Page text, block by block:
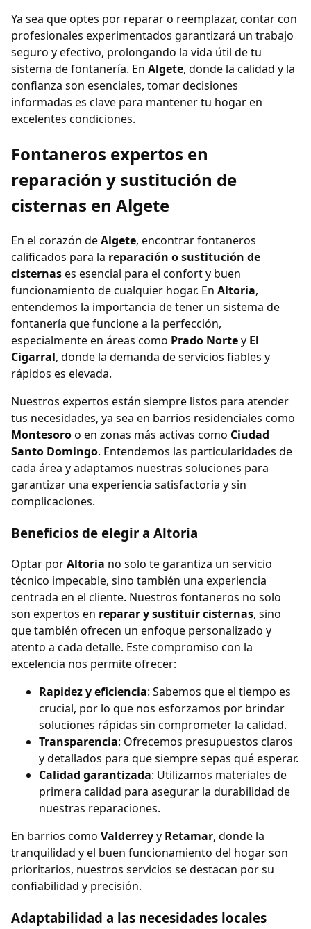
Ya sea que optes por reparar o reemplazar, contar con
profesionales experimentados garantizará un trabajo
seguro y efectivo, prolongando la vida útil de tu
sistema de fontanería. En Algete, donde la calidad y la
confianza son esenciales, tomar decisiones
informadas es clave para mantener tu hogar en
excelentes condiciones.
Fontaneros expertos en
reparación y sustitución de
cisternas en Algete
En el corazón deAlgete, encontrar fontaneros
calificados para la reparación o sustitución de
cisternases esencial para el confort y buen
funcionamiento de cualquier hogar. En Altoria,
entendemos la importancia de tener un sistema de
fontanería que funcione a la perfección,
especialmente en áreas como Prado Nortey El
Cigarral, donde la demanda de servicios fiables y
rápidos es elevada.
Nuestros expertos están siempre listos para atender
tus necesidades, ya sea en barrios residenciales como
Montesoroo en zonas más activas como Ciudad
Santo Domingo. Entendemos las particularidades de
cada área y adaptamos nuestras soluciones para
garantizar una experiencia satisfactoria y sin
complicaciones.
Beneficios de elegir a Altoria
Optar porAltoria no solo te garantiza un servicio
técnico impecable, sino también una experiencia
centrada en el cliente. Nuestros fontaneros no solo
son expertos en reparar y sustituir cisternas, sino
que también ofrecen un enfoque personalizado y
atento a cada detalle. Este compromiso con la
excelencia nos permite ofrecer:
Rapidez y eficiencia: Sabemos que el tiempo es
crucial, por lo que nos esforzamos por brindar
soluciones rápidas sin comprometer la calidad.
Transparencia: Ofrecemos presupuestos claros
y detallados para que siempre sepas qué esperar.
Calidad garantizada: Utilizamos materiales de
primera calidad para asegurar la durabilidad de
nuestras reparaciones.
En barrios como Valderreyy Retamar, donde la
tranquilidad y el buen funcionamiento del hogar son
prioritarios, nuestros servicios se destacan por su
confiabilidad y precisión.
Adaptabilidad a las necesidades locales